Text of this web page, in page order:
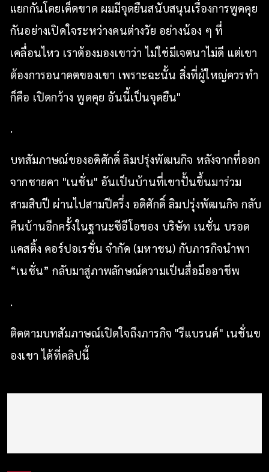
แยกกันโดยเด็ดขาด ผมมีจุดยืนสนับสนุนเรื่องการพูดคุย
กันอย่างเปิดใจระหว่างคนต่างวัย อย่างน้อง ๆ ที่
เคลื่อนไหว เราต้องมองเขาว่า ไม่ใช่มีเจตนาไม่ดี แต่เขา
ต้องการอนาคตของเขา เพราะฉะนั้น สิ่งที่ผู้ใหญ่ควรทำ
ก็คือ เปิดกว้าง พูดคุย อันนี้เป็นจุดยืน"
.
บทสัมภาษณ์ของอดิศักดิ์ ลิมปรุ่งพัฒนกิจ หลังจากที่ออก
จากชายคา "เนชั่น" อันเป็นบ้านที่เขาปั้นขึ้นมาร่วม
สามสิบปี ผ่านไปสามปีครึ่ง อดิศักดิ์ ลิมปรุ่งพัฒนกิจ กลับ
คืนบ้านอีกครั้งในฐานะซีอีโอของ บริษัท เนชั่น บรอด
แคสติ้ง คอร์ปอเรชั่น จำกัด (มหาชน) กับภารกิจนำพา
“เนชั่น” กลับมาสู่ภาพลักษณ์ความเป็นสื่อมืออาชีพ
.
ติดตามบทสัมภาษณ์เปิดใจถึงภารกิจ "รีแบรนด์" เนชั่นข
องเขา ได้ที่คลิปนี้